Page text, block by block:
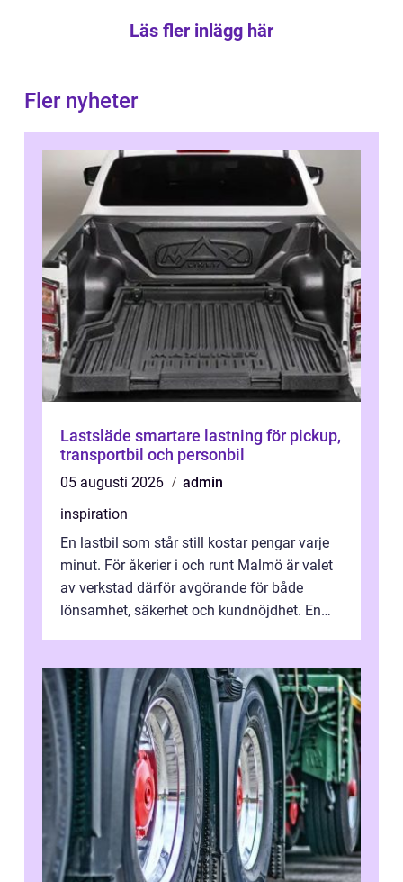
Läs fler inlägg här
Fler nyheter
Lastsläde smartare lastning för pickup,
transportbil och personbil
05 augusti 2026
admin
inspiration
En lastbil som står still kostar pengar varje
minut. För åkerier i och runt Malmö är valet
av verkstad därför avgörande för både
lönsamhet, säkerhet och kundnöjdhet. En